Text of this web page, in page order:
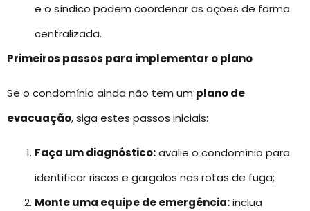
e o síndico podem coordenar as ações de forma
centralizada.
Primeiros passos para implementar o plano
Se o condomínio ainda não tem um plano de
evacuação, siga estes passos iniciais:
Faça um diagnóstico:avalie o condomínio para
identificar riscos e gargalos nas rotas de fuga;
Monte uma equipe de emergência:inclua